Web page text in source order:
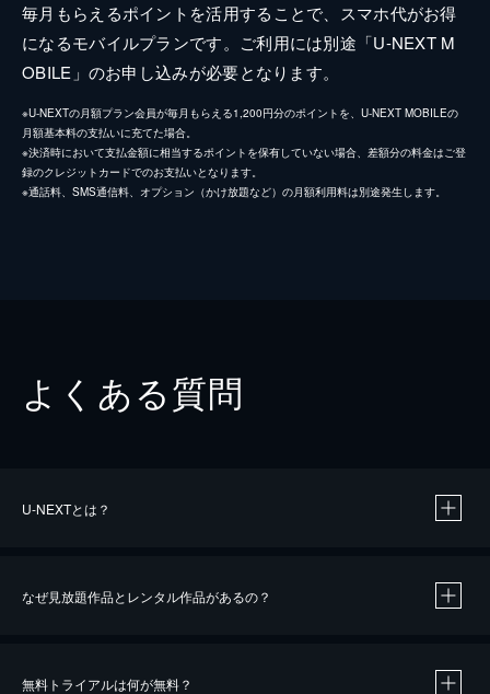
毎月もらえるポイントを活用することで、スマホ代がお得
になるモバイルプランです。ご利用には別途「U-NEXT M
OBILE」のお申し込みが必要となります。
※U-NEXTの月額プラン会員が毎月もらえる1,200円分のポイントを、U-NEXT MOBILEの
月額基本料の支払いに充てた場合。
※決済時において支払金額に相当するポイントを保有していない場合、差額分の料金はご登
録のクレジットカードでのお支払いとなります。
※通話料、SMS通信料、オプション（かけ放題など）の月額利用料は別途発生します。
よくある質問
U-NEXTとは？
なぜ見放題作品とレンタル作品があるの？
無料トライアルは何が無料？